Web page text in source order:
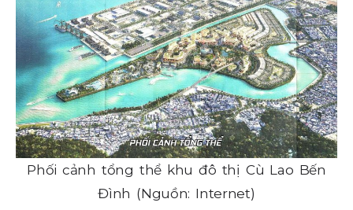
Phối cảnh tổng thể khu đô thị Cù Lao Bến
Đình (Nguồn: Internet)